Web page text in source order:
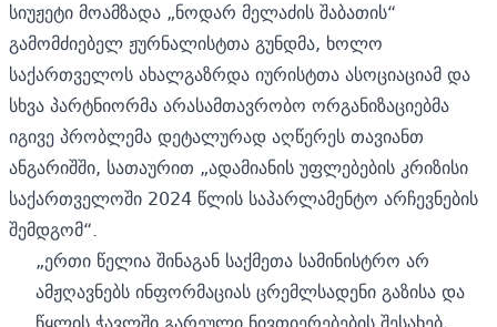
სიუჟეტი მოამზადა „ნოდარ მელაძის შაბათის“
გამომძიებელ ჟურნალისტთა გუნდმა, ხოლო
საქართველოს ახალგაზრდა იურისტთა ასოციაციამ და
სხვა პარტნიორმა არასამთავრობო ორგანიზაციებმა
იგივე პრობლემა დეტალურად აღწერეს თავიანთ
ანგარიშში, სათაურით „ადამიანის უფლებების კრიზისი
საქართველოში 2024 წლის საპარლამენტო არჩევნების
შემდგომ“.
„ერთი წელია შინაგან საქმეთა სამინისტრო არ
ამჟღავნებს ინფორმაციას ცრემლსადენი გაზისა და